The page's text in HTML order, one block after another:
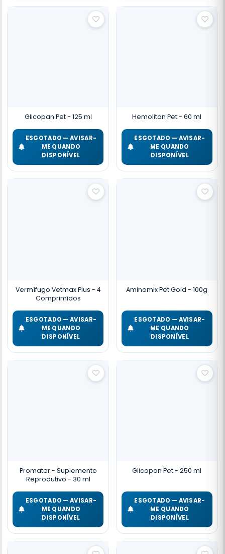
Glicopan Pet - 125 ml
ESGOTADO — AVISAR-
ME QUANDO
DISPONÍVEL
Hemolitan Pet - 60 ml
ESGOTADO — AVISAR-
ME QUANDO
DISPONÍVEL
Vermífugo Vetmax Plus - 4
Comprimidos
ESGOTADO — AVISAR-
ME QUANDO
DISPONÍVEL
Aminomix Pet Gold - 100g
ESGOTADO — AVISAR-
ME QUANDO
DISPONÍVEL
Promater - Suplemento
Reprodutivo - 30 ml
ESGOTADO — AVISAR-
ME QUANDO
DISPONÍVEL
Glicopan Pet - 250 ml
ESGOTADO — AVISAR-
ME QUANDO
DISPONÍVEL